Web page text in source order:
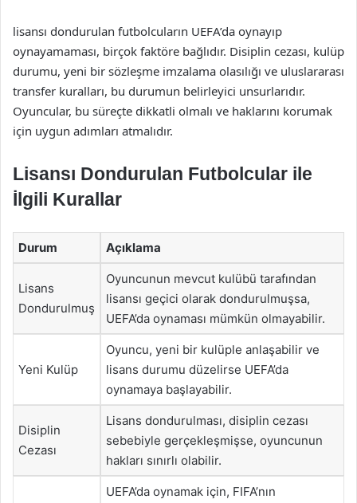
lisansı dondurulan futbolcuların UEFA’da oynayıp
oynayamaması, birçok faktöre bağlıdır. Disiplin cezası, kulüp
durumu, yeni bir sözleşme imzalama olasılığı ve uluslararası
transfer kuralları, bu durumun belirleyici unsurlarıdır.
Oyuncular, bu süreçte dikkatli olmalı ve haklarını korumak
için uygun adımları atmalıdır.
Lisansı Dondurulan Futbolcular ile
İlgili Kurallar
Durum Açıklama
Lisans
Dondurulmuş
Oyuncunun mevcut kulübü tarafından
lisansı geçici olarak dondurulmuşsa,
UEFA’da oynaması mümkün olmayabilir.
Yeni Kulüp
Oyuncu, yeni bir kulüple anlaşabilir ve
lisans durumu düzelirse UEFA’da
oynamaya başlayabilir.
Disiplin
Cezası
Lisans dondurulması, disiplin cezası
sebebiyle gerçekleşmişse, oyuncunun
hakları sınırlı olabilir.
UEFA’da oynamak için, FIFA’nın